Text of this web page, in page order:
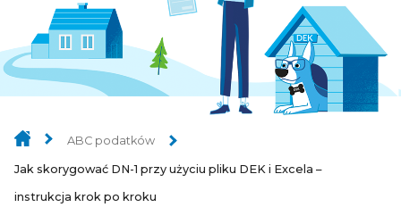
ABC podatków
Jak skorygować DN-1 przy użyciu pliku DEK i Excela –
instrukcja krok po kroku